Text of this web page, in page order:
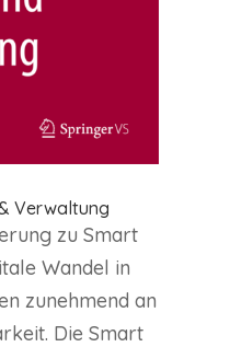
Verwaltung
zu Smart
Wandel in
zunehmend an
Die Smart